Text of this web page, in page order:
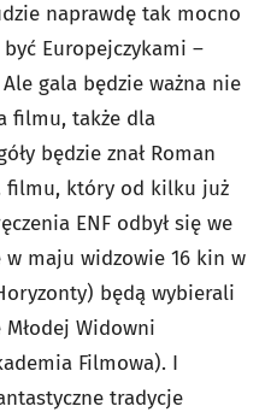
naprawdę tak mocno
Europejczykami –
gala będzie ważna nie
filmu, także dla
będzie znał Roman
filmu, który od kilku już
ENF odbył się we
w maju widzowie 16 kin w
będą wybierali
Widowni
Filmowa). I
tradycje